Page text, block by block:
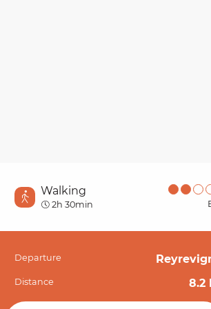
Walking
2h 30min
Practical
Departure
Distance 8.2